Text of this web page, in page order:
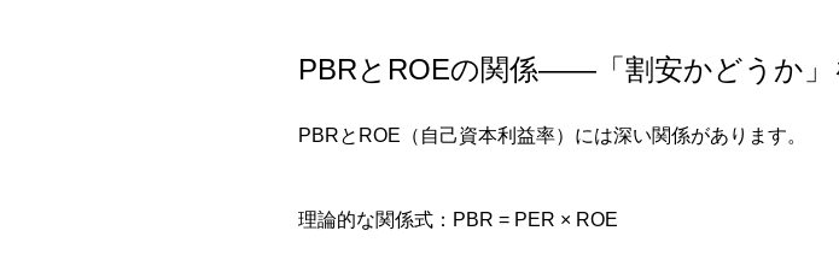
PBRとROEの関係——「割安かどうか」
PBRとROE（自己資本利益率）には深い関係があります。
理論的な関係式：PBR = PER × ROE